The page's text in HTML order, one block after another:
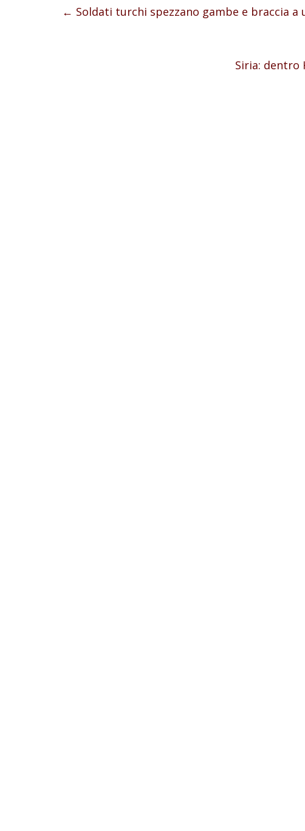
← Soldati turchi spezzano gambe e braccia a
Siria: dentro